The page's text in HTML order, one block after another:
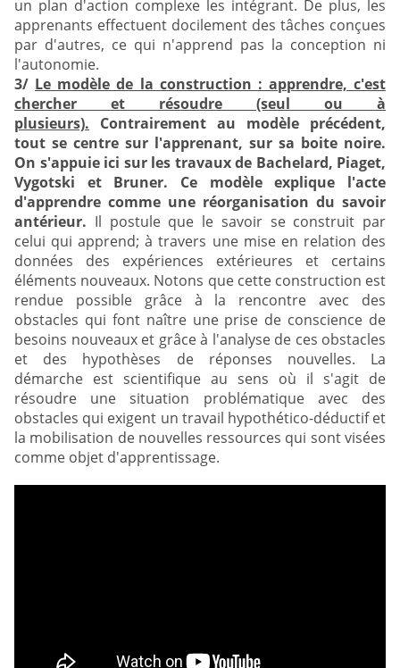
un plan d'action complexe les intégrant. De plus, les
apprenants effectuent docilement des tâches conçues
par d'autres, ce qui n'apprend pas la conception ni
l'autonomie.
3/ Le modèle de la construction : apprendre, c'est
chercher et résoudre (seul ou à
plusieurs). Contrairement au modèle précédent,
tout se centre sur l'apprenant, sur sa boite noire.
On s'appuie ici sur les travaux de Bachelard, Piaget,
Vygotski et Bruner. Ce modèle explique l'acte
d'apprendre comme une réorganisation du savoir
antérieur. Il postule que le savoir se construit par
celui qui apprend; à travers une mise en relation des
données des expériences extérieures et certains
éléments nouveaux. Notons que cette construction est
rendue possible grâce à la rencontre avec des
obstacles qui font naître une prise de conscience de
besoins nouveaux et grâce à l'analyse de ces obstacles
et des hypothèses de réponses nouvelles. La
démarche est scientifique au sens où il s'agit de
résoudre une situation problématique avec des
obstacles qui exigent un travail hypothético-déductif et
la mobilisation de nouvelles ressources qui sont visées
comme objet d'apprentissage.